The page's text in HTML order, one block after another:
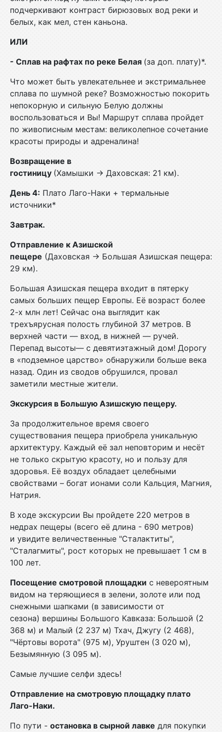
подчеркивают контраст бирюзовых вод реки и
белых, как мел, стен каньона.
ИЛИ
- Сплав на рафтах по реке Белая (за доп. плату)*.
Что может быть увлекательнее и экстримальнее
сплава по шумной реке? Возможностью покорить
непокорную и сильную Белую должны
воспользоваться и Вы! Маршрут сплава пройдет
по живописным местам: великолепное сочетание
красоты природы и адреналина!
Возвращение в
гостиницу (Хамышки → Даховская: 21 км).
День 4: Плато Лаго-Наки + термальные
источники*
Завтрак.
Отправление к Азишской
пещере (Даховская → Большая Азишская пещера:
29 км).
Большая Азишская пещера входит в пятерку
самых больших пещер Европы. Её возраст более
2-х млн лет! Сейчас она выглядит как
трехъярусная полость глубиной 37 метров. В
верхней части — вход, в нижней — ручей.
Перепад высоты— с девятиэтажный дом! Дорогу
в «подземное царство» обнаружили больше века
назад. Один из сводов обрушился, провал
заметили местные жители.
Экскурсия в Большую Азишскую пещеру.
За продолжительное время своего
существования пещера приобрела уникальную
архитектуру. Каждый её зал неповторим и несёт
не только скрытую красоту, но и пользу для
здоровья. Её воздух обладает целебными
свойствами – богат ионами соли Кальция, Магния,
Натрия.
В ходе экскурсии Вы пройдете 220 метров в
недрах пещеры (всего её длина - 690 метров)
и увидите величественные "Сталактиты",
"Сталагмиты", рост которых не превышает 1 см в
100 лет.
Посещение смотровой площадки с невероятным
видом на теряющиеся в зелени, золоте или под
снежными шапками (в зависимости от
сезона) вершины Большого Кавказа: Большой (2
368 м) и Малый (2 237 м) Тхач, Джугу (2 468),
"Чёртовы ворота" (975 м), Уруштен (3 020 м),
Безымянную (3 095 м).
Самые лучшие селфи здесь!
Отправление на смотровую площадку плато
Лаго-Наки.
По пути - остановка в сырной лавке для покупки